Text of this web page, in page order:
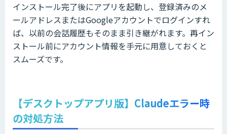
インストール完了後にアプリを起動し、登録済みのメ
ールアドレスまたはGoogleアカウントでログインすれ
ば、以前の会話履歴もそのまま引き継がれます。再イン
ストール前にアカウント情報を手元に用意しておくと
スムーズです。
【デスクトップアプリ版】Claudeエラー時
の対処方法